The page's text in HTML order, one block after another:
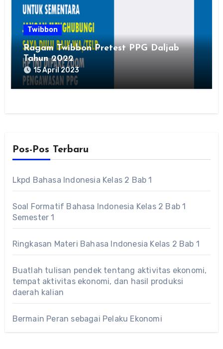
Twibbon
Ragam Twibbon Pretest PPG Daljab
Tahun 2022
15 April 2023
Pos-Pos Terbaru
Lkpd Bahasa Indonesia Kelas 2 Bab 1
Soal Formatif Bahasa Indonesia Kelas 2 Bab 1
Semester 1
Ringkasan Materi Bahasa Indonesia Kelas 2 Bab 1
Buatlah tulisan pendek tentang aktivitas ekonomi,
tempat aktivitas ekonomi, dan hasil produksi
daerah kalian
Bermain Peran sebagai Pelaku Ekonomi